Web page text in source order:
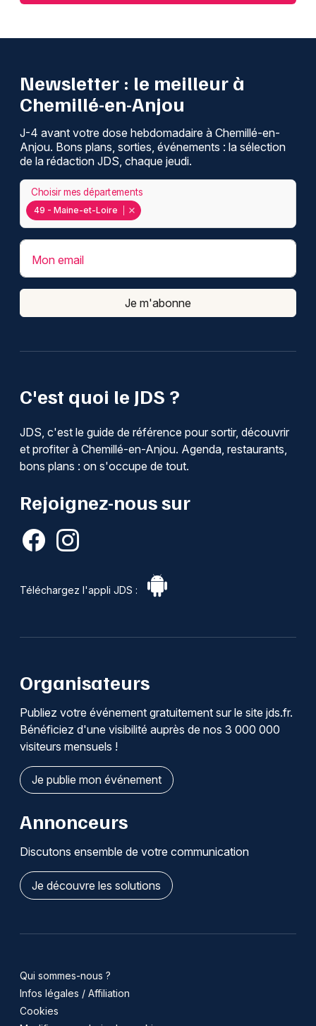
C'est quoi le JDS ?
JDS, c'est le guide de référence pour sortir, découvrir
et profiter à Chemillé-en-Anjou. Agenda, restaurants,
bons plans : on s'occupe de tout.
Rejoignez-nous sur
Téléchargez l'appli JDS :
Newsletter : le meilleur à
Chemillé-en-Anjou
J-4 avant votre dose hebdomadaire à Chemillé-en-
Anjou. Bons plans, sorties, événements : la sélection
de la rédaction JDS, chaque jeudi.
49 - Maine-et-Loire
Choisir mes départements
Mon email
Je m'abonne
Organisateurs
Publiez votre événement gratuitement sur le site jds.fr.
Bénéficiez d'une visibilité auprès de nos 3 000 000
visiteurs mensuels !
Je publie mon événement
Annonceurs
Discutons ensemble de votre communication
Je découvre les solutions
Qui sommes-nous ?
Infos légales / Affiliation
Cookies